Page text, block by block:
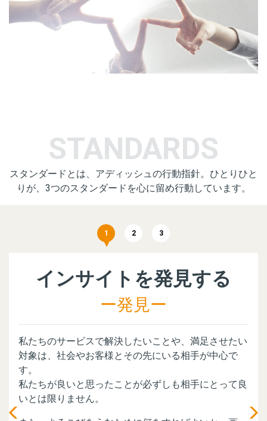
STANDARDS
スタンダードとは、アディッシュの行動指針。ひとりひと
りが、3つのスタンダードを心に留め行動しています。
1 2 3
インサイトを発見する
ー発見​ー
私たちのサービスで解決したいことや、満足させたい
対象は、社会やお客様とその先にいる相手が中心で
す。
私たちが良いと思ったことが必ずしも相手にとって良
いとは限りません。​